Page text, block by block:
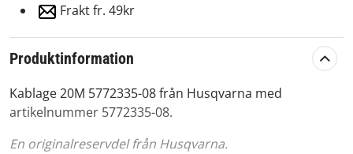
Frakt fr. 49kr
Produktinformation
Kablage 20M 5772335-08 från Husqvarna med
artikelnummer 5772335-08.
En originalreservdel från Husqvarna.